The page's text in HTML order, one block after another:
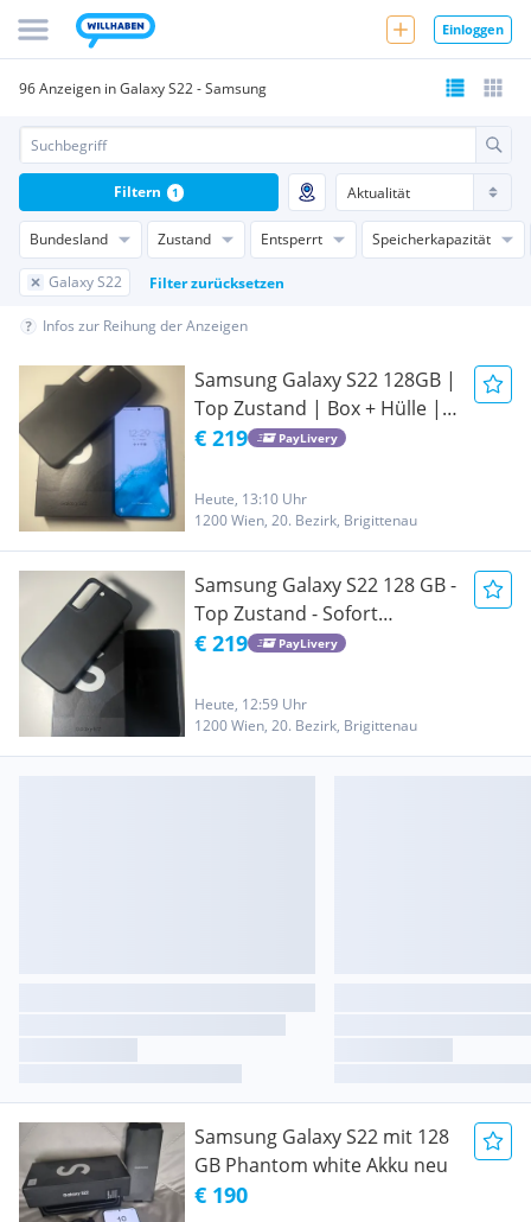
Einloggen
96 Anzeigen in Galaxy S22 - Samsung
Bundesland Zustand Entsperrt Speicherkapazität
Galaxy S22 Filter zurücksetzen
Filtern 1
Infos zur Reihung der Anzeigen
Samsung Galaxy S22 128GB |
Top Zustand | Box + Hülle |
Sofort verfügbar
€ 219 PayLivery
Heute, 13:10 Uhr
1200 Wien, 20. Bezirk, Brigittenau
Samsung Galaxy S22 128 GB -
Top Zustand - Sofort
verfügbar
€ 219 PayLivery
Heute, 12:59 Uhr
1200 Wien, 20. Bezirk, Brigittenau
Samsung Galaxy S22 mit 128
GB Phantom white Akku neu
€ 190